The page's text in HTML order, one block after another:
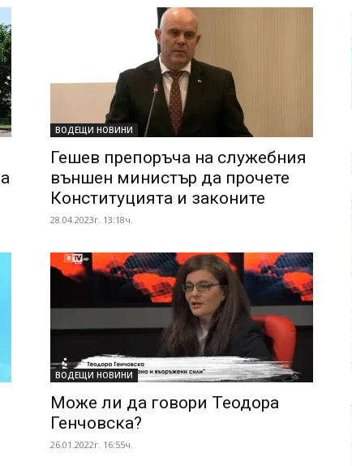
ВОДЕЩИ НОВИНИ
Гешев препоръча на служебния
външен министър да прочете
Конституцията и законите
28.04.2023г. 13:18ч.
ВОДЕЩИ НОВИНИ
Може ли да говори Теодора
Генчовска?
26.01.2022г. 16:55ч.